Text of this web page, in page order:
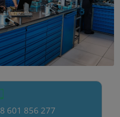
601 856 277